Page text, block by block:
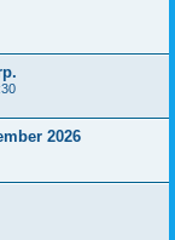
2026